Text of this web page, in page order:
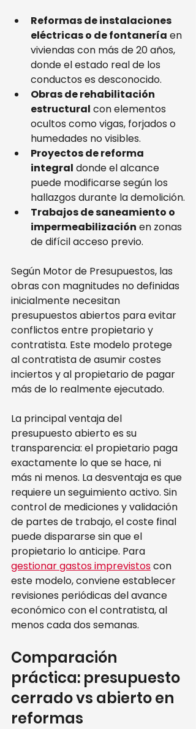
Reformas de instalaciones
eléctricas o de fontanería en
viviendas con más de 20 años,
donde el estado real de los
conductos es desconocido.
Obras de rehabilitación
estructural con elementos
ocultos como vigas, forjados o
humedades no visibles.
Proyectos de reforma
integral donde el alcance
puede modificarse según los
hallazgos durante la demolición.
Trabajos de saneamiento o
impermeabilización en zonas
de difícil acceso previo.
Según Motor de Presupuestos, las
obras con magnitudes no definidas
inicialmente necesitan
presupuestos abiertos para evitar
conflictos entre propietario y
contratista. Este modelo protege
al contratista de asumir costes
inciertos y al propietario de pagar
más de lo realmente ejecutado.
La principal ventaja del
presupuesto abierto es su
transparencia: el propietario paga
exactamente lo que se hace, ni
más ni menos. La desventaja es que
requiere un seguimiento activo. Sin
control de mediciones y validación
de partes de trabajo, el coste final
puede dispararse sin que el
propietario lo anticipe. Para
gestionar gastos imprevistos con
este modelo, conviene establecer
revisiones periódicas del avance
económico con el contratista, al
menos cada dos semanas.
Comparación
práctica: presupuesto
cerrado vs abierto en
reformas